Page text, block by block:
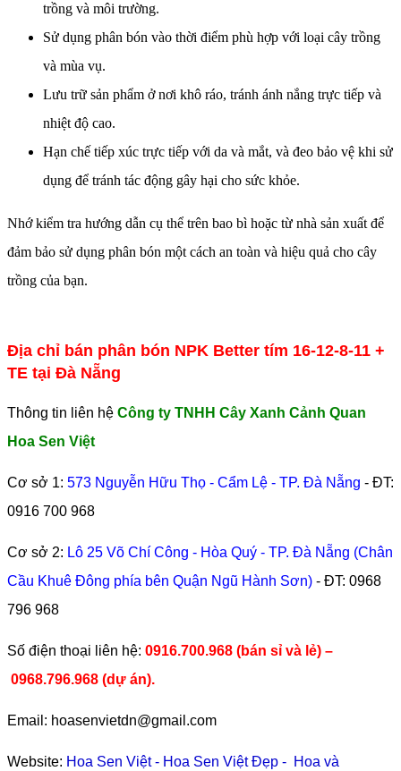
trồng và môi trường.
Sử dụng phân bón vào thời điểm phù hợp với loại cây trồng
và mùa vụ.
Lưu trữ sản phẩm ở nơi khô ráo, tránh ánh nắng trực tiếp và
nhiệt độ cao.
Hạn chế tiếp xúc trực tiếp với da và mắt, và đeo bảo vệ khi sử
dụng để tránh tác động gây hại cho sức khỏe.
Nhớ kiểm tra hướng dẫn cụ thể trên bao bì hoặc từ nhà sản xuất để
đảm bảo sử dụng phân bón một cách an toàn và hiệu quả cho cây
trồng của bạn.
Địa chỉ bán phân bón NPK Better tím 16-12-8-11 +
TE tại Đà Nẵng
Thông tin liên hệ Công ty TNHH Cây Xanh Cảnh Quan
Hoa Sen Việt
Cơ sở 1: 573 Nguyễn Hữu Thọ - Cẩm Lệ - TP. Đà Nẵng - ĐT:
0916 700 968
Cơ sở 2: Lô 25 Võ Chí Công - Hòa Quý - TP. Đà Nẵng (Chân
Cầu Khuê Đông phía bên Quận Ngũ Hành Sơn) - ĐT: 0968
796 968
​Số điện thoại liên hệ: 0916.700.968 (bán sỉ và lẻ) –
0968.796.968 (dự án).
Email: hoasenvietdn@gmail.com
Website: Hoa Sen Việt- Hoa Sen Việt Đẹp - Hoa và